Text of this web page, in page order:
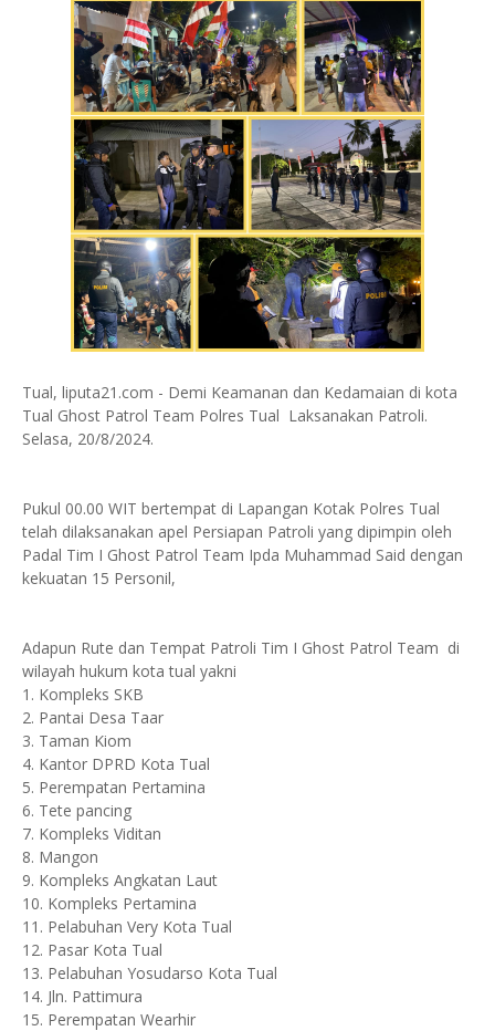
Tual, liputa21.com - Demi Keamanan dan Kedamaian di kota
Tual Ghost Patrol Team Polres Tual Laksanakan Patroli.
Selasa, 20/8/2024.
Pukul 00.00 WIT bertempat di Lapangan Kotak Polres Tual
telah dilaksanakan apel Persiapan Patroli yang dipimpin oleh
Padal Tim I Ghost Patrol Team Ipda Muhammad Said dengan
kekuatan 15 Personil,
Adapun Rute dan Tempat Patroli Tim I Ghost Patrol Team di
wilayah hukum kota tual yakni
1. Kompleks SKB
2. Pantai Desa Taar
3. Taman Kiom
4. Kantor DPRD Kota Tual
5. Perempatan Pertamina
6. Tete pancing
7. Kompleks Viditan
8. Mangon
9. Kompleks Angkatan Laut
10. Kompleks Pertamina
11. Pelabuhan Very Kota Tual
12. Pasar Kota Tual
13. Pelabuhan Yosudarso Kota Tual
14. Jln. Pattimura
15. Perempatan Wearhir